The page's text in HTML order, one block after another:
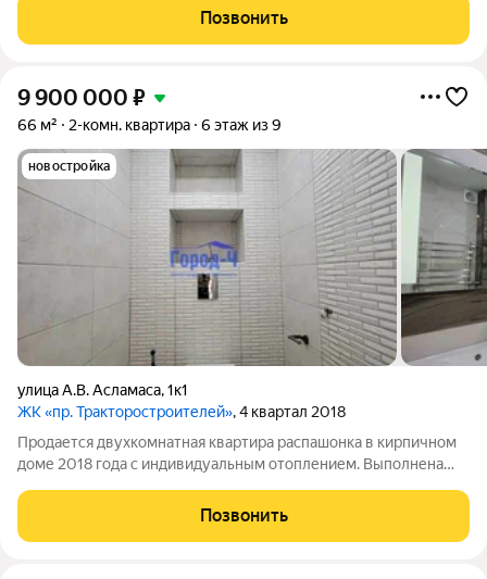
квадратных метров, расположенная на 23 этаже современного
кирпично-монолитного дома,
Позвонить
9 900 000 ₽
66 м² 2-комн. квартира 6 этаж из 9
новостройка
улица А.В. Асламаса,1к1
ЖК «пр. Тракторостроителей», 4 квартал 2018
Продается двухкомнатная квартира распашонка в кирпичном
доме 2018 года с индивидуальным отоплением. Выполнена
Налажена инфраструктура: гипермаркет лента, детский сад,
школа. остановки
Позвонить